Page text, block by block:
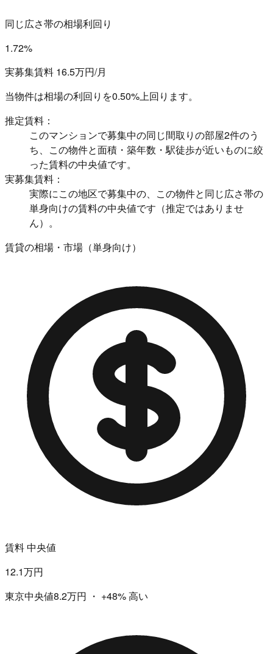
同じ広さ帯の相場利回り
1.72%
実募集賃料 16.5万円/月
当物件は相場の利回りを0.50%上回ります。
推定賃料：
このマンションで募集中の同じ間取りの部屋2件のう
ち、この物件と面積・築年数・駅徒歩が近いものに絞
った賃料の中央値です。
実募集賃料：
実際にこの地区で募集中の、この物件と同じ広さ帯の
単身向けの賃料の中央値です（推定ではありませ
ん）。
賃貸の相場・市場（単身向け）
賃料 中央値
12.1万円
東京中央値8.2万円 ・ +48%高い